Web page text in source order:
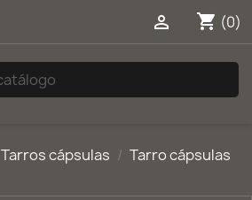
shopping_cart (0)

Tarros cápsulas
Tarro cápsulas